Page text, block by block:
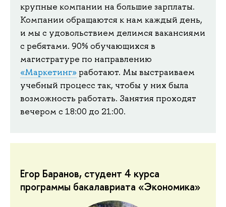
крупные компании на большие зарплаты.
Компании обращаются к нам каждый день,
и мы с удовольствием делимся вакансиями
с ребятами. 90% обучающихся в
магистратуре по направлению
«Маркетинг» работают. Мы выстраиваем
учебный процесс так, чтобы у них была
возможность работать. Занятия проходят
вечером с 18:00 до 21:00.
Егор Баранов, студент 4 курса
программы бакалавриата «Экономика»